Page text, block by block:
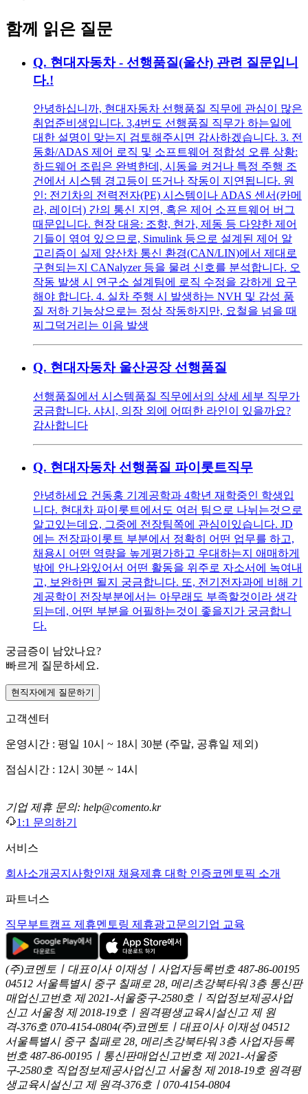
함께 읽은 질문
Q. 현대자동차 - 선행품질(울산) 관련 질문입니
다.!
안녕하십니까, 현대자동차 선행품질 직무에 관심이 많은
취업준비생입니다. 3,4번도 선행품질 직무가 하는일에
대한 설명이 맞는지 검토해주시면 감사하겠습니다. 3. 전
동화/ADAS 제어 로직 및 소프트웨어 정합성 오류 상황:
하드웨어 조립은 완벽한데, 시동을 켜거나 특정 주행 조
건에서 시스템 경고등이 뜨거나 작동이 지연됩니다. 원
인: 전기차의 전력전자(PE) 시스템이나 ADAS 센서(카메
라, 레이더) 간의 통신 지연, 혹은 제어 소프트웨어 버그
때문입니다. 현장 대응: 조향, 현가, 제동 등 다양한 제어
기들이 엮여 있으므로, Simulink 등으로 설계된 제어 알
고리즘이 실제 양산차 통신 환경(CAN/LIN)에서 제대로
구현되는지 CANalyzer 등을 물려 신호를 분석합니다. 오
작동 발생 시 연구소 설계팀에 로직 수정을 강하게 요구
해야 합니다. 4. 실차 주행 시 발생하는 NVH 및 감성 품
질 저하 기능상으로는 정상 작동하지만, 요철을 넘을 때
찌그덕거리는 이음 발생
Q. 현대자동차 울산공장 선행품질
선행품질에서 시스템품질 직무에서의 상세 세부 직무가
궁금합니다. 샤시, 의장 외에 어떠한 라인이 있을까요?
감사합니다
Q. 현대자동차 선행품질 파이롯트직무
안녕하세요 건동홍 기계공학과 4학년 재학중인 학생입
니다. 현대차 파이롯트에서도 여러 팀으로 나뉘는것으로
알고있는데요, 그중에 전장팀쪽에 관심이있습니다. JD
에는 전장파이롯트 부분에서 정확히 어떤 업무를 하고,
채용시 어떤 역량을 높게평가하고 우대하는지 애매하게
밖에 안나와있어서 어떤 활동을 위주로 자소서에 녹여내
고, 보완하면 될지 궁금합니다. 또, 전기전자과에 비해 기
계공학이 전장부분에서는 아무래도 부족할것이라 생각
되는데, 어떤 부분을 어필하는것이 좋을지가 궁금합니
다.
궁금증이 남았나요?
빠르게 질문하세요.
현직자에게 질문하기
고객센터
운영시간 : 평일 10시 ~ 18시 30분 (주말, 공휴일 제외)
점심시간 : 12시 30분 ~ 14시
기업 제휴 문의: help@comento.kr
1:1 문의하기
서비스
회사소개 공지사항인재 채용제휴 대학 인증코멘토픽 소개
파트너스
직무부트캠프 제휴멘토링 제휴광고문의 기업 교육
(주)코멘토ㅣ대표이사 이재성ㅣ사업자등록번호 487-86-00195
04512 서울특별시 중구 칠패로 28, 메리츠강북타워 3층 통신판
매업신고번호 제 2021-서울중구-2580호ㅣ직업정보제공사업
신고 서울청 제 2018-19호ㅣ원격평생교육시설신고 제 원
격-376호 070-4154-0804(주)코멘토ㅣ대표이사 이재성 04512
서울특별시 중구 칠패로 28, 메리츠강북타워 3층 사업자등록
번호 487-86-00195ㅣ통신판매업신고번호 제 2021-서울중
구-2580호 직업정보제공사업신고 서울청 제 2018-19호 원격평
생교육시설신고 제 원격-376호ㅣ070-4154-0804